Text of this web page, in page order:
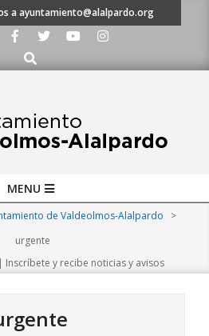
a ayuntamiento@alalpardo.org
Buscar
MENU
de Valdeolmos-Alalpardo
>
urgente
y recibe noticias y avisos